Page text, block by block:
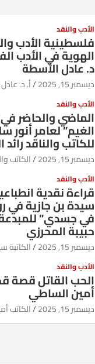
الأدب والنقد
فلسطينية الأدب
الهوية في الأدب
د. عادل الأسطة
ديسمبر 15, 2025 أ. د.
الأدب والنقد
الماضي والحاضر
الغيم” لعامر أنور
للكاتب والناقد
ديسمبر 15, 2025 الكاتب
الأدب والنقد
قراءة نقدية
سيدة بن جازية في
في جسدي”
حبيبة المحرزي
ديسمبر 15, 2025 الكاتبة
الأدب والنقد
الحب القاتل قصة
أمين الساطي
ديسمبر 15, 2025 الكاتب